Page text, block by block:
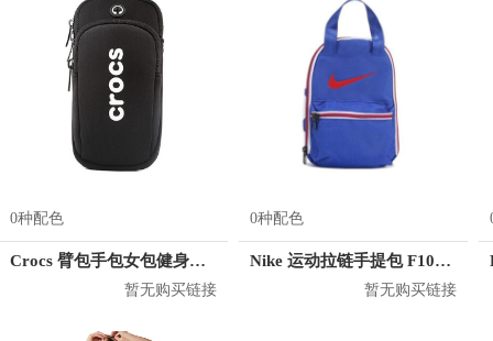
0种配色
Crocs 臂包手包女包健身包小包 CE31K181009
暂无购买链接
0种配色
Nike 运动拉链手提包 F1086R
暂无购买链接